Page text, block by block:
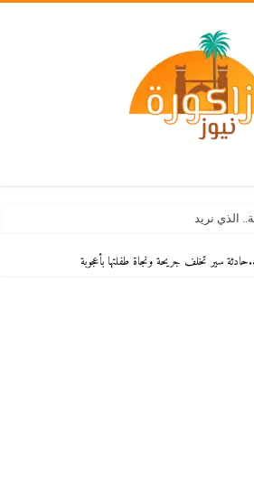
الذي نريد
سير تخلف جريحة ونجاة طفلتها بأعجوبة